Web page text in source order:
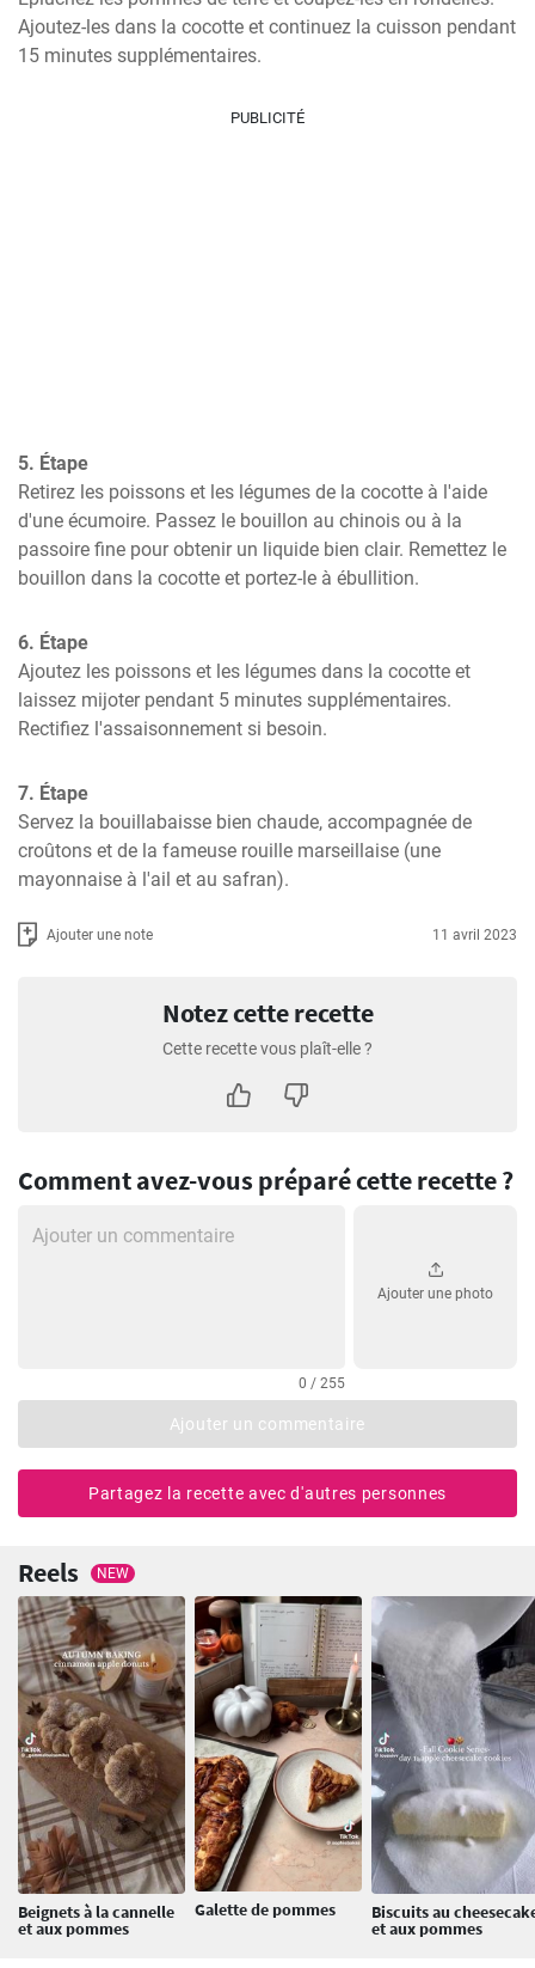
Ajoutez-les dans la cocotte et continuez la cuisson pendant
15 minutes supplémentaires.
PUBLICITÉ
5. Étape
Retirez les poissons et les légumes de la cocotte à l'aide
d'une écumoire. Passez le bouillon au chinois ou à la
passoire fine pour obtenir un liquide bien clair. Remettez le
bouillon dans la cocotte et portez-le à ébullition.
6. Étape
Ajoutez les poissons et les légumes dans la cocotte et
laissez mijoter pendant 5 minutes supplémentaires.
Rectifiez l'assaisonnement si besoin.
7. Étape
Servez la bouillabaisse bien chaude, accompagnée de
croûtons et de la fameuse rouille marseillaise (une
mayonnaise à l'ail et au safran).
Ajouter une note 11 avril 2023
Notez cette recette
Cette recette vous plaît-elle ?
Comment avez-vous préparé cette recette ?
0 / 255
Ajouter une photo
Ajouter un commentaire
Partagez la recette avec d'autres personnes
Reels NEW
Beignets à la cannelle
et aux pommes
Galette de pommes Biscuits au
et aux pommes